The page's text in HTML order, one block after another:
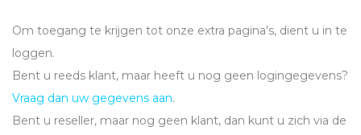
Om toegang te krijgen tot onze extra pagina's, dient u in te
loggen.
Bent u reeds klant, maar heeft u nog geen logingegevens?
Vraag dan uw gegevens aan.
Bent u reseller, maar nog geen klant, dan kunt u zich via de